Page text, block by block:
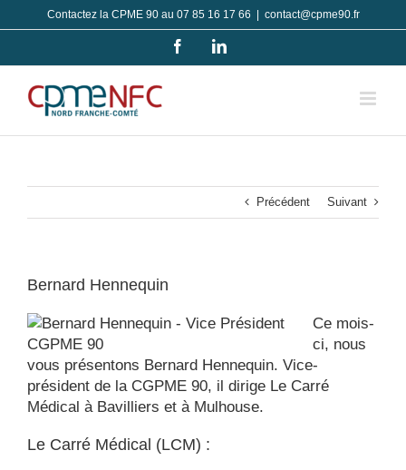
au
Contactez la CPME 90 au 07 85 16 17 66 contact@cpme90.fr
FacebookLinkedIn
Précédent Suivant
Bernard Hennequin
Ce mois-
ci, nous
vous présentons Bernard Hennequin. Vice-
président de la CGPME 90, il dirige Le Carré
Médical à Bavilliers et à Mulhouse.
Le Carré Médical (LCM) :